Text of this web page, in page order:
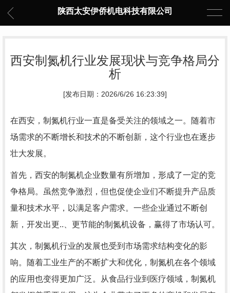
陕西太安伊侨机电科技有限公司
西安制氮机行业发展现状与竞争格局分
析
[发布日期：2026/6/26 16:23:39]
在西安，制氮机行业一直是备受关注的领域之一。随着市
场需求的不断增长和技术的不断创新，这个行业也在逐步
壮大发展。
首先，西安的制氮机企业数量有所增加，形成了一定的竞
争格局。虽然竞争激烈，但也促使企业们不断提升产品质
量和技术水平，以满足客户需求。一些企业通过不断创
新，开发出更..、更节能的制氮机设备，赢得了市场认可。
其次，制氮机行业的发展也受到市场需求结构变化的影
响。随着工业生产的不断扩大和优化，制氮机在各个领域
的应用也变得更加广泛。从食品行业到医疗领域，制氮机